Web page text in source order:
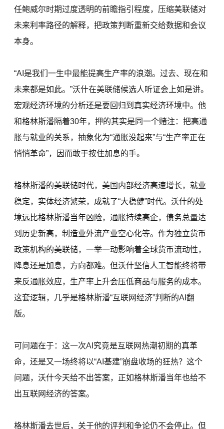
任鲍威尔时期过度透明的前瞻指引程度，压缩美联储对
未来利率路径的解释，把政策判断重新交给数据和会议
本身。
“AI是我们一生中最能提高生产率的浪潮。过去、现在和
未来都是如此。”沃什在美联储候选人听证会上如是讲。
宏观经济环境的分析还是要回归到真实经济环境中。他
和格林斯潘隔着30年，押的其实是同一个赌注：把高通
胀与就业的关系，抽象化为“通胀没起来”与“生产率正在
悄悄革命”，因而敢于按住加息的手。
格林斯潘的美联储时代，美国内部经济高速增长，就业
稳定，实体经济繁荣，成就了“大稳健”时代。沃什的处
境远比格林斯潘当年凶险，通胀持续高企，债务总量达
到历史新高，制造业外流产业空心化等。作为独立货币
政策机构的美联储，一举一动影响着全球货币流动性，
降息还是加息，方向都难。但沃什坚信人工智能终将带
来反通胀效应，生产率上升会压低商品与服务的成本。
这套逻辑，几乎是格林斯潘“互联网经济”判断的AI翻
版。
可问题在于：这一次AI究竟是互联网热潮初期的真革
命，还是又一场终将以“AI基建”崩盘收场的狂热？这个
问题，沃什今天给不出答案，正如格林斯潘当年也给不
出互联网经济的答案。
格林斯潘去世后，关于他的评判和争论仍不会停止。但